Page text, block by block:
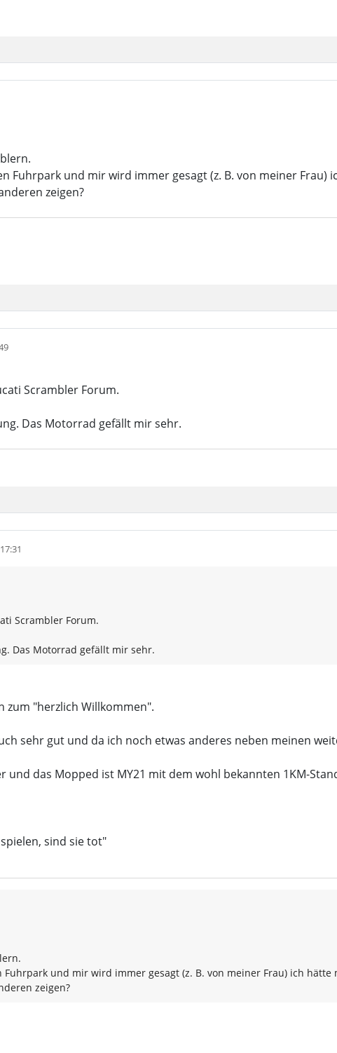
Fuhrpark und mir wird immer gesagt (z. B. von meiner Frau)
zeigen?
Scrambler Forum.
Das Motorrad gefällt mir sehr.
Scrambler Forum.
Das Motorrad gefällt mir sehr.
zum "herzlich Willkommen".
sehr gut und da ich noch etwas anderes neben meinen
und das Mopped ist MY21 mit dem wohl bekannten 1KM-
sind sie tot"
Fuhrpark und mir wird immer gesagt (z. B. von meiner Frau) ich hätte
zeigen?